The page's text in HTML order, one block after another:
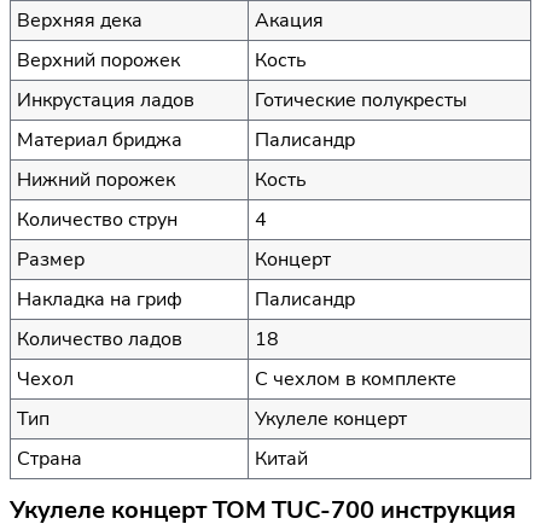
Верхняя дека
Акация
Верхний порожек
Кость
Инкрустация ладов
Готические полукресты
Материал бриджа
Палисандр
Нижний порожек
Кость
Количество струн
4
Размер
Концерт
Накладка на гриф
Палисандр
Количество ладов
18
Чехол
С чехлом в комплекте
Тип
Укулеле концерт
Страна
Китай
Укулеле концерт TOM TUC-700 инструкция